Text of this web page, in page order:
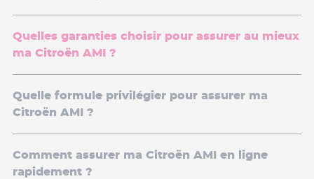
Quelles garanties choisir pour assurer au mieux
ma Citroën AMI ?
Quelle formule privilégier pour assurer ma
Citroën AMI ?
Comment assurer ma Citroën AMI en ligne
rapidement ?